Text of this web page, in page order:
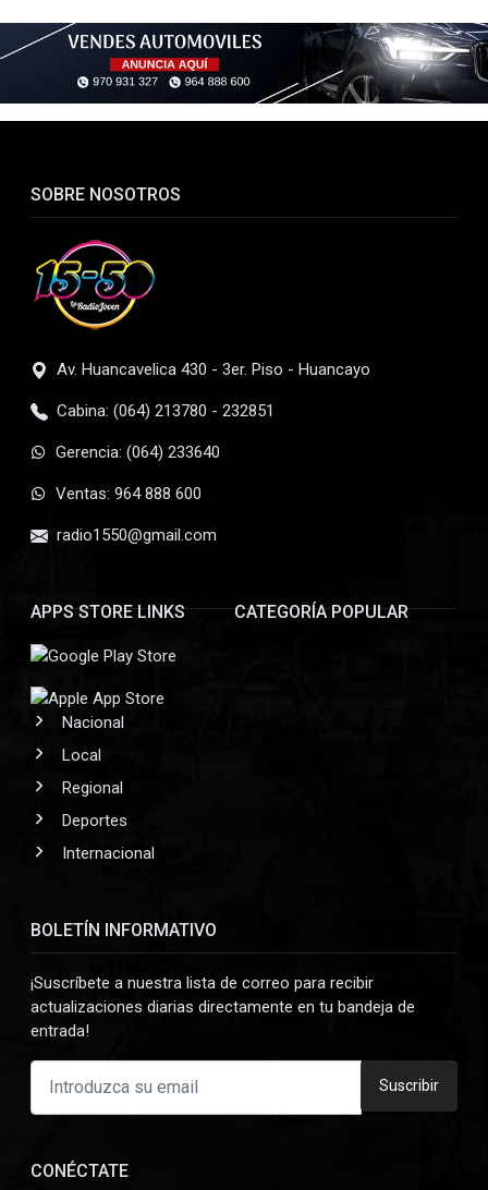
SOBRE NOSOTROS
Av. Huancavelica 430 - 3er. Piso - Huancayo
Cabina: (064) 213780 - 232851
Gerencia: (064) 233640
Ventas: 964 888 600
radio1550@gmail.com
APPS STORE LINKS CATEGORÍA POPULAR
Nacional
Local
Regional
Deportes
Internacional
BOLETÍN INFORMATIVO
¡Suscríbete a nuestra lista de correo para recibir
actualizaciones diarias directamente en tu bandeja de
entrada!
Suscribir
CONÉCTATE